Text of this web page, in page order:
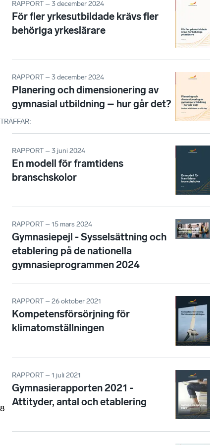
TRÄFFAR:
8
RAPPORT – 3 december 2024
För fler yrkesutbildade krävs fler
behöriga yrkeslärare
RAPPORT – 3 december 2024
Planering och dimensionering av
gymnasial utbildning – hur går det?
RAPPORT – 3 juni 2024
En modell för framtidens
branschskolor
RAPPORT – 15 mars 2024
Gymnasiepejl - Sysselsättning och
etablering på de nationella
gymnasieprogrammen 2024
RAPPORT – 26 oktober 2021
Kompetensförsörjning för
klimatomställningen
RAPPORT – 1 juli 2021
Gymnasierapporten 2021 -
Attityder, antal och etablering